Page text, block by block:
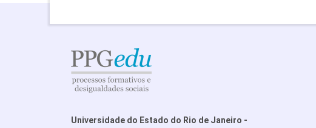
Universidade do Estado do Rio de Janeiro -